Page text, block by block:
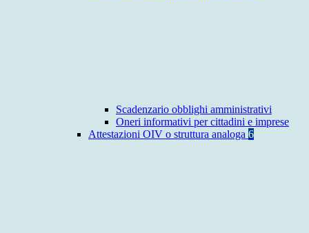
Scadenzario obblighi amministrativi
Oneri informativi per cittadini e imprese
Attestazioni OIV o struttura analoga 6